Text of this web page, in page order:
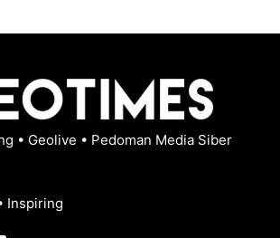
• Geolive • Pedoman Media Siber
Inspiring